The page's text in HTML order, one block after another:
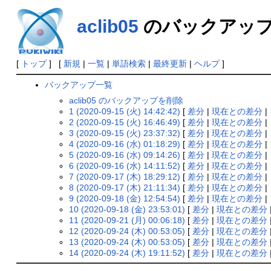
aclib05 のバックアッ
[ トップ] [ 新規 | 一覧| 単語検索| 最終更新| ヘルプ]
バックアップ一覧
aclib05 のバックアップを削除
1 (2020-09-15 (火) 14:42:42) [ 差分 |現在との差分 |
2 (2020-09-15 (火) 16:46:49) [ 差分 |現在との差分 |
3 (2020-09-15 (火) 23:37:32) [ 差分 |現在との差分 |
4 (2020-09-16 (水) 01:18:29) [ 差分 |現在との差分 |
5 (2020-09-16 (水) 09:14:26) [ 差分 |現在との差分 |
6 (2020-09-16 (水) 14:11:52) [ 差分 |現在との差分 |
7 (2020-09-17 (木) 18:29:12) [ 差分 |現在との差分 |
8 (2020-09-17 (木) 21:11:34) [ 差分 |現在との差分 |
9 (2020-09-18 (金) 12:54:54) [ 差分 |現在との差分 |
10 (2020-09-18 (金) 23:53:01) [ 差分 |現在との差分 |
11 (2020-09-21 (月) 00:06:18) [ 差分 |現在との差分 |
12 (2020-09-24 (木) 00:53:05) [ 差分 |現在との差分 |
13 (2020-09-24 (木) 00:53:05) [ 差分 |現在との差分 |
14 (2020-09-24 (木) 19:11:52) [ 差分 |現在との差分 |